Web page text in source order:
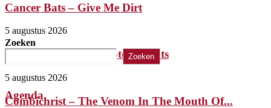
Cancer Bats – Give Me Dirt
5 augustus 2026
The Iron Roses – Molotov Nights
5 augustus 2026
Combichrist – The Venom In The Mouth Of...
Zoeken
Zoeken
Agenda